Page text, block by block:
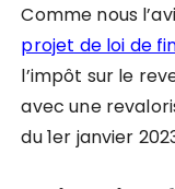
Comme nous
projet de loi de
l’impôt sur le
avec une
du 1er janvier